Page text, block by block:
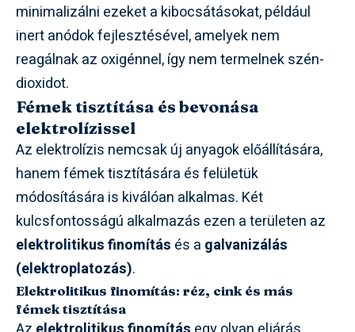
minimalizálni ezeket a kibocsátásokat, például
inert anódok fejlesztésével, amelyek nem
reagálnak az oxigénnel, így nem termelnek szén-
dioxidot.
Fémek tisztítása és bevonása
elektrolízissel
Az elektrolízis nemcsak új anyagok előállítására,
hanem fémek tisztítására és felületük
módosítására is kiválóan alkalmas. Két
kulcsfontosságú alkalmazás ezen a területen az
elektrolitikus finomítás és a galvanizálás
(elektroplatozás).
Elektrolitikus finomítás: réz, cink és más
fémek tisztítása